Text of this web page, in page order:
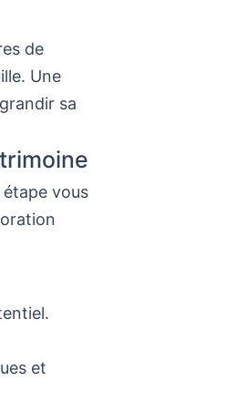
de
Une
sa
vous
et